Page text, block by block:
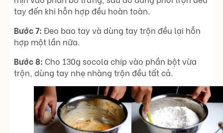
tay đến khi hỗn hợp đều hoàn toàn.
Bước 7: Đeo bao tay và dùng tay trộn đều lại hỗn
hợp một lần nữa.
Bước 8: Cho 130g socola chip vào phần bột vừa
trộn, dùng tay nhẹ nhàng trộn đều tất cả.